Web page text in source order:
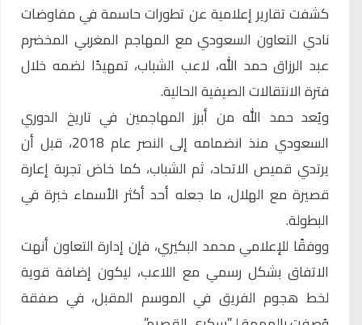
كشفت تقارير إعلامية عن تطورات حاسمة في مفاوضات
نادي التعاون السعودي مع المهاجم المغربي المخضرم
عبد الرزاق حمد الله، لاعب الشباب، تمهيدًا لضمه خلال
فترة الانتقالات الصيفية الحالية.
ويُعد حمد الله من أبرز المهاجمين في تاريخ الدوري
السعودي منذ انضمامه إلى النصر عام 2018، قبل أن
يرتدي قميص الاتحاد، ثم الشباب، كما خاض تجربة إعارة
قصيرة مع الهلال، ما جعله أحد أكثر الأسماء خبرة في
البطولة.
ووفقًا للإعلامي محمد البكيري، فإن إدارة التعاون أنهت
الاتفاق بشكل رسمي مع اللاعب، ليكون إضافة قوية
لخط هجوم الفريق في الموسم المقبل، في صفقة